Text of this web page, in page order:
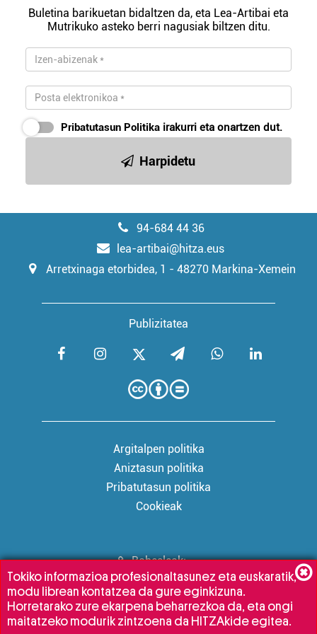
irakurri
Buletina barikuetan bidaltzen da, eta Lea-Artibai eta
Mutrikuko asteko berri nagusiak biltzen ditu.
Pribatutasun Politika irakurri eta onartzen dut.
Harpidetu
94-684 44 36
lea-artibai@hitza.eus
Arretxinaga etorbidea, 1 - 48270 Markina-Xemein
Publizitatea
Argitalpen politika
Aniztasun politika
Pribatutasun politika
Cookieak
Babesleak:
Tokiko informazioa profesionaltasunez eta euskaratik,
modu librean kontatzea da gure eginkizuna.
Horretarako zure ekarpena beharrezkoa da, eta ongi
maitatzeko modurik zintzoena da HITZAkide egitea.